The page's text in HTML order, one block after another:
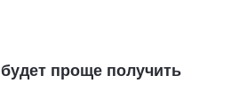
проще получить